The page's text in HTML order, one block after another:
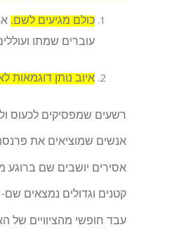
כולם מגיעים לשם.
עוברים שמתו
איוב נותן דוגמאות
רשעים שמפסיקים לכעוס
אנשים שמוציאים את
אסירים יושבים שם ברוגע
קטנים וגדולים נמצאים שם-
עבד חופשי מהציוויים של